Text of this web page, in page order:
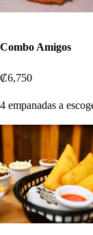
Combo Amigos
₡6,750
4 empanadas a